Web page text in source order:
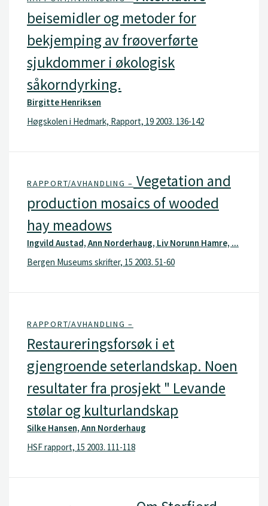
beisemidler og metoder for
bekjemping av frøoverførte
sjukdommer i økologisk
såkorndyrking.
Birgitte Henriksen
Høgskolen i Hedmark, Rapport, 19 2003. 136-142
RAPPORT/AVHANDLING – Vegetation and
production mosaics of wooded
hay meadows
Ingvild Austad, Ann Norderhaug, Liv Norunn Hamre, ...
Bergen Museums skrifter, 15 2003. 51-60
RAPPORT/AVHANDLING –
Restaureringsforsøk i et
gjengroende seterlandskap. Noen
resultater fra prosjekt " Levande
stølar og kulturlandskap
Silke Hansen, Ann Norderhaug
HSF rapport, 15 2003. 111-118